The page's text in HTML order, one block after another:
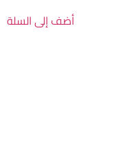
أضف إلى السلة